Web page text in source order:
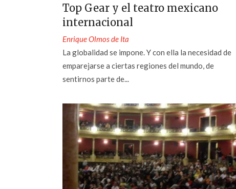
Top Gear y el teatro mexicano
internacional
Enrique Olmos de Ita
La globalidad se impone. Y con ella la necesidad de
emparejarse a ciertas regiones del mundo, de
sentirnos parte de...